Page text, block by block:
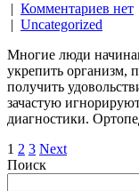
| Комментариев нет
| Uncategorized
Многие люди
укрепить организм,
получить
зачастую
диагностики.
Posts
navigation
1 2 3 Next
Поиск